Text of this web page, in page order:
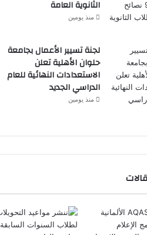
الثانوية العامة
منذ يومين
لجنة تسيير الأعمال بجامعة
حلوان الأهلية تعلن
الاستعدادات النهائية للعام
الدراسي الجديد
منذ يومين